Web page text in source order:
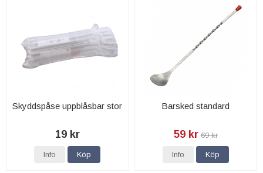
Skyddspåse uppblåsbar stor
19 kr
Info Köp
Barsked standard
59 kr 69 kr
Info Köp